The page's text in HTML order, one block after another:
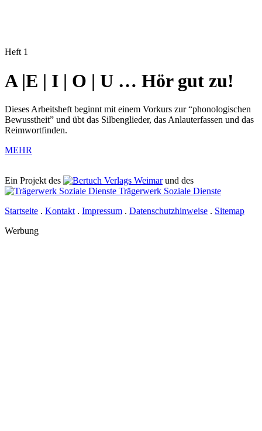
Heft 1
A |E | I | O | U … Hör gut zu!
Dieses Arbeitsheft beginnt mit einem Vorkurs zur “phonologischen
Bewusstheit” und übt das Silbenglieder, das Anlauterfassen und das
Reimwortfinden.
MEHR
Ein Projekt des Verlags Weimarund des
Trägerwerk Soziale Dienste
Startseite . Kontakt . Impressum . Datenschutzhinweise . Sitemap
Werbung